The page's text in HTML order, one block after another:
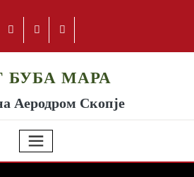
БУБА МАРА
Аеродром Скопје